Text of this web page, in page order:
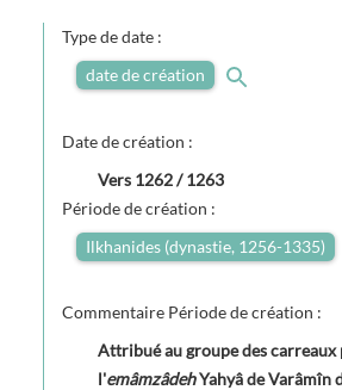
Type de date :
date de création
Date de création :
Vers 1262 / 1263
Période de création :
Ilkhanides (dynastie, 1256-1335)
Commentaire Période de création :
Attribué au groupe des carreaux
l'emâmzâdehYahyâ de Varâmîn